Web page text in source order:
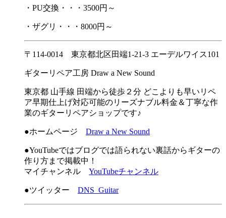
・PU交換・・・3500円～
・ザグリ・・・8000円～
〒114-0014 東京都北区田端1-21-3 エーデルワイス101
ギターリペア工房 Draw a New Sound
東京都 山手線 田端から徒歩２分 どこよりも早いリペ
ア早期仕上げ対応可能のリーズナブル料金＆丁寧な作
業のギターリペアショップです♪
●ホームページ Draw a New Sound
●YouTubeではブログでは語られない裏話からギターの
作り方まで掲載中！
マイチャンネル YouTubeチャンネル
●ツイッター DNS_Guitar